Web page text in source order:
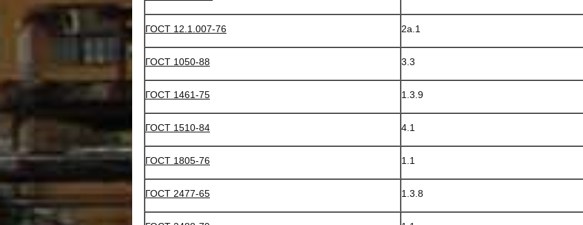
ГОСТ 12.1.007-76 2а.1
ГОСТ 1050-88 3.3
ГОСТ 1461-75 1.3.9
ГОСТ 1510-84 4.1
ГОСТ 1805-76 1.1
ГОСТ 2477-65 1.3.8